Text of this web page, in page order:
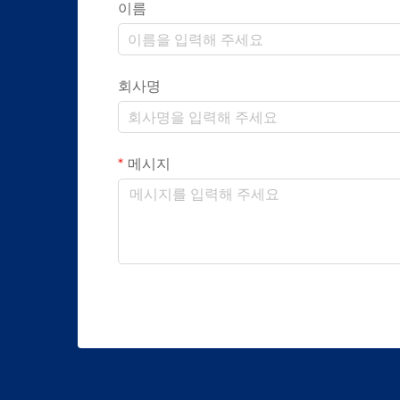
이름
회사명
메시지